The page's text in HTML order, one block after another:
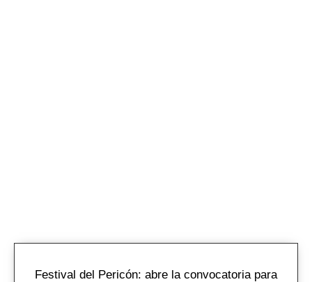
Festival del Pericón: abre la convocatoria para